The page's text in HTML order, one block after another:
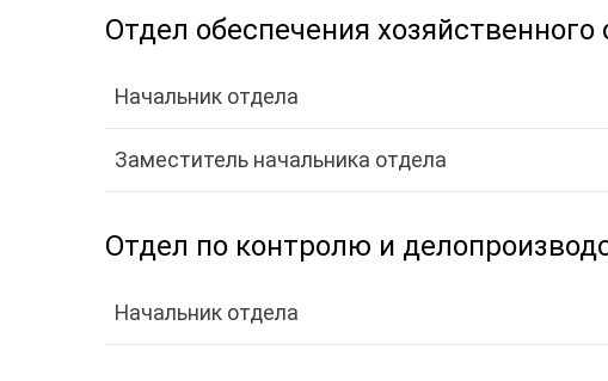
Отдел обеспечения
Начальник отдела
Заместитель начальника отдела
Отдел по контролю и
Начальник отдела